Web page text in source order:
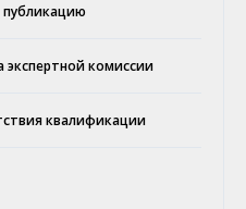
публикацию
экспертной комиссии
квалификации